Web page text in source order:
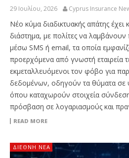
29 Ιουλίου, 2026 Cyprus Insurance
Νέο κύμα διαδικτυακής απάτης έχει
διάστημα, με πολίτες να
μέσω SMS ή email, τα οποία
προερχόμενα από γνωστή εταιρεία
εκμεταλλευόμενοι τον φόβο για
δεδομένων, οδηγούν τα θύματα σε
όπου καταχωρούν στοιχεία
πρόσβαση σε λογαριασμούς και
READ MORE
ΔΙΕΘΝΉ ΝΈΑ